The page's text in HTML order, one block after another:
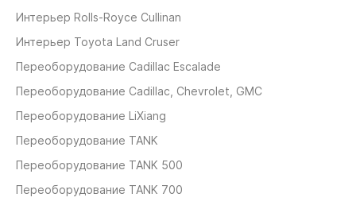
Интерьер Rolls-Royce Cullinan
Интерьер Toyota Land Cruser
Переоборудование Cadillaс Escalade
Переоборудование Cadillaс, Chevrolet, GMC
Переоборудование LiXiang
Переоборудование TANK
Переоборудование TANK 500
Переоборудование TANK 700